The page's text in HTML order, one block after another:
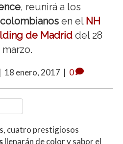
, reunirá a los
en el NH
de Madrid del 28
| 18 enero, 2017 | 0
cuatro prestigiosos
llenarán de color y sabor el